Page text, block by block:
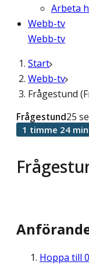
Arbeta
Webb-tv
Webb-tv
Start
Webb-tv
Frågestund
Frågestund25
1 timme 24
Hoppa till